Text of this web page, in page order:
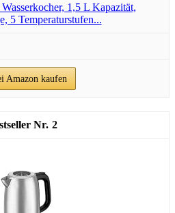
1,5 L Kapazität,
5 Temperaturstufen...
Amazon kaufen
2